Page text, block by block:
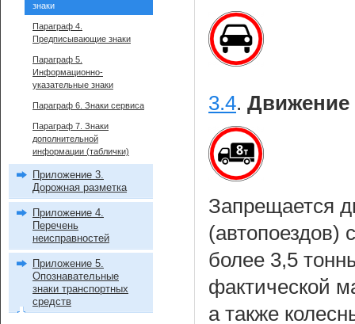
3.4. Движение
Запрещается
(автопоездов)
более 3,5
фактической
а также
знаки
Параграф 4.
Предписывающие знаки
Параграф 5.
Информационно-
указательные знаки
Параграф 6. Знаки сервиса
Параграф 7. Знаки
дополнительной
информации (таблички)
Приложение 3.
Дорожная разметка
Приложение 4.
Перечень
неисправностей
Приложение 5.
Опознавательные
знаки транспортных
средств